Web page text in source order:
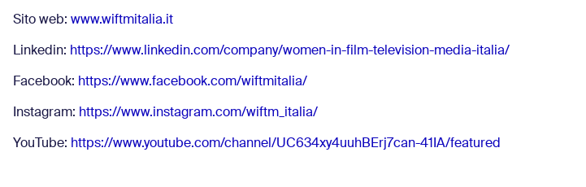
Sito web: www.wiftmitalia.it
Linkedin: https://www.linkedin.com/company/women-in-film-television-media-italia/
Facebook: https://www.facebook.com/wiftmitalia/
Instagram: https://www.instagram.com/wiftm_italia/
YouTube: https://www.youtube.com/channel/UC634xy4uuhBErj7can-41IA/featured